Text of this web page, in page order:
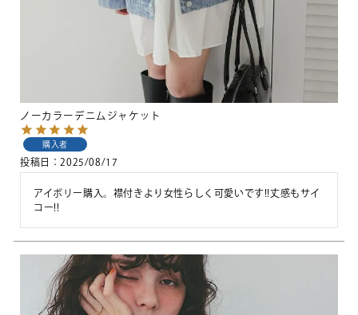
ノーカラーデニムジャケット
購入者
投稿日 2025/08/17
アイボリー購入。襟付きより女性らしく可愛いです!!丈感もサイ
コー!!